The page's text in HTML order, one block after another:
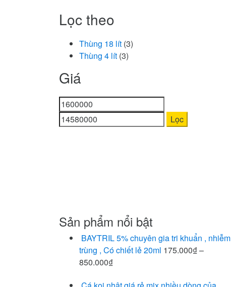
Lọc theo
Thùng 18 lít (3)
Thùng 4 lít (3)
Giá
Giá
thấp
nhất
cao
nhất
Lọc
Sản phẩm nổi bật
BAYTRIL 5% chuyên gia tri khuẩn , nhiễm
trùng , Có chiết lẻ 20ml 175.000₫–
850.000₫